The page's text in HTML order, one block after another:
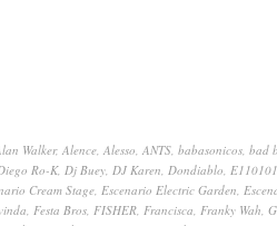
Walker, Alence, Alesso, ANTS, babasonicos, bad
Ro-K, Dj Buey, DJ Karen, Dondiablo, E110101
Cream Stage, Escenario Electric Garden,
, Festa Bros, FISHER, Francisca, Franky Wah,